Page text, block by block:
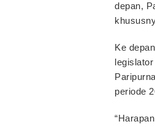
depan,
Ke
periode